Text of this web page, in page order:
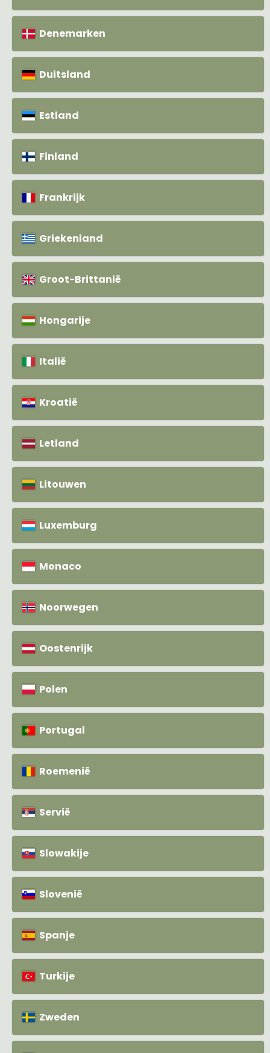
Denemarken
Duitsland
Estland
Finland
Frankrijk
Griekenland
Groot-Brittanië
Hongarije
Italië
Kroatië
Letland
Litouwen
Luxemburg
Monaco
Noorwegen
Oostenrijk
Polen
Portugal
Roemenië
Servië
Slowakije
Slovenië
Spanje
Turkije
Zweden